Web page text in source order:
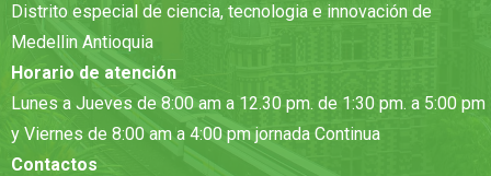
Distrito especial de ciencia, tecnologia e innovación de
Medellin Antioquia
Horario de atención
Lunes a Jueves de 8:00 am a 12.30 pm. de 1:30 pm. a 5:00 pm
y Viernes de 8:00 am a 4:00 pm jornada Continua
Contactos